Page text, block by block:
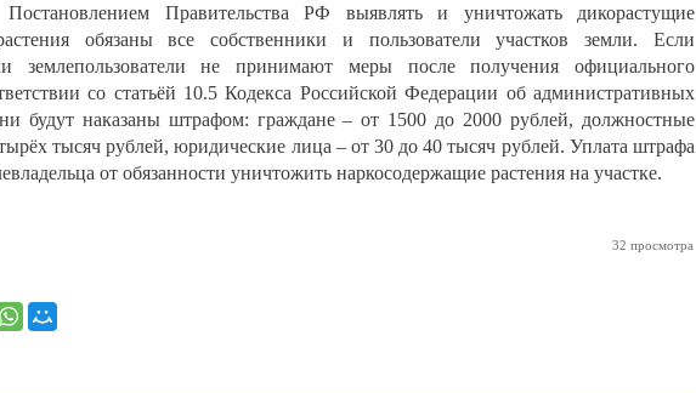
Правительства РФ выявлять и уничтожать дикорастущие
обязаны все собственники и пользователи участков земли. Если
землепользователи не принимают меры после получения официального
со статьёй 10.5 Кодекса Российской Федерации об административных
будут наказаны штрафом: граждане – от 1500 до 2000 рублей, должностные
тысяч рублей, юридические лица – от 30 до 40 тысяч рублей. Уплата штрафа
от обязанности уничтожить наркосодержащие растения на участке.
32 просмотра